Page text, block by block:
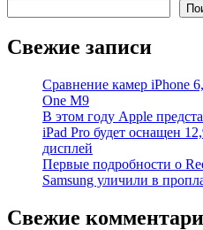
Свежие записи
Cравнение камер iPhone
One M9
В этом году Apple
iPad Pro будет оснащен
дисплей
Первые подробности о
Samsung уличили в
Свежие